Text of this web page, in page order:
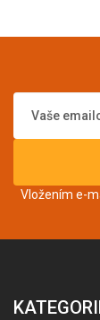
Vložením e-